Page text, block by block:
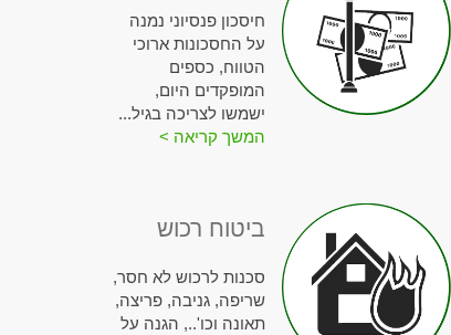
חיסכון פנסיוני נמנה
על החסכונות ארוכי
הטווח, כספים
המופקדים היום,
ישמשו לצריכה בגיל...
המשך קריאה >
ביטוח רכוש
סכנות לרכוש לא חסר,
שריפה, גניבה, פריצה,
תאונה וכו'.., הגנה על